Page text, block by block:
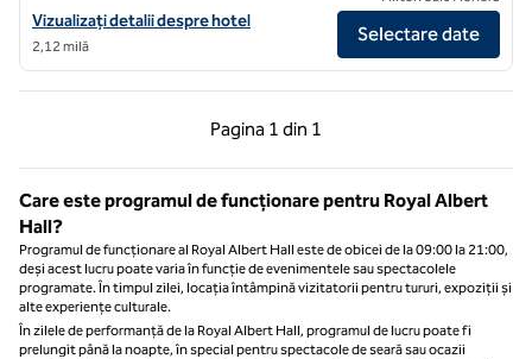
Vizualizați detaliile hotelului pentru Trafalgar St. James London,
Vizualizați detalii despre hotel
2,12 milă
Selectare date
Pagina 1 din 1
Pagina anterioară, 1 din 1
Pagina 1 din 1
Care este programul de funcționare pentru Royal Albert
Hall?
Programul de funcționare al Royal Albert Hall este de obicei de la 09:00 la 21:00,
deși acest lucru poate varia în funcție de evenimentele sau spectacolele
programate. În timpul zilei, locația întâmpină vizitatorii pentru tururi, expoziții și
alte experiențe culturale.
În zilele de performanță de la Royal Albert Hall, programul de lucru poate fi
prelungit până la noapte, în special pentru spectacole de seară sau ocazii